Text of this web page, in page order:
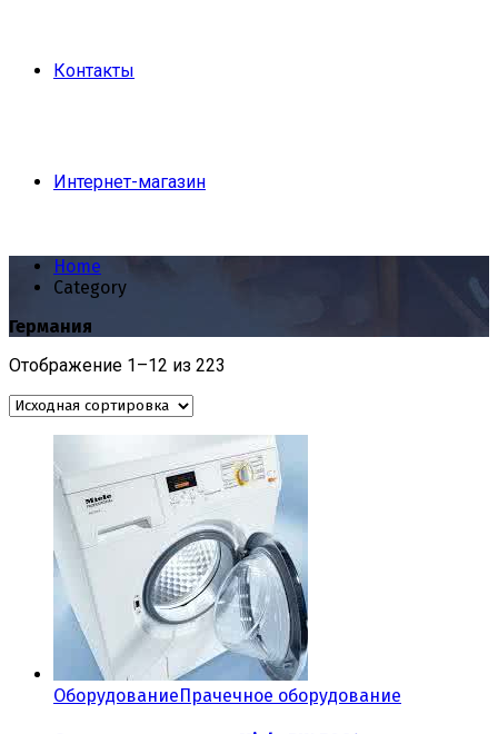
Контакты
Интернет-магазин
Home
Category
Германия
Отображение 1–12 из 223
ОборудованиеПрачечное оборудование